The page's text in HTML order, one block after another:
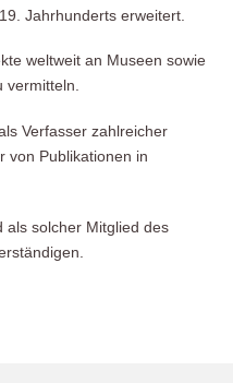
Jahrhunderts erweitert.
weltweit an Museen sowie
vermitteln.
Verfasser zahlreicher
von Publikationen in
als solcher Mitglied des